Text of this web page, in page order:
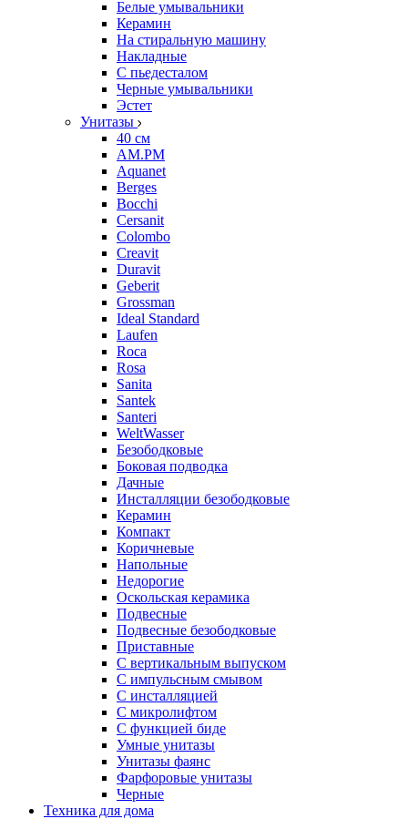
Белые умывальники
Керамин
На стиральную машину
Накладные
С пьедесталом
Черные умывальники
Эстет
Унитазы
40 см
AM.PM
Aquanet
Berges
Bocchi
Cersanit
Colombo
Creavit
Duravit
Geberit
Grossman
Ideal Standard
Laufen
Roca
Rosa
Sanita
Santek
Santeri
WeltWasser
Безободковые
Боковая подводка
Дачные
Инсталляции безободковые
Керамин
Компакт
Коричневые
Напольные
Недорогие
Оскольская керамика
Подвесные
Подвесные безободковые
Приставные
С вертикальным выпуском
С импульсным смывом
С инсталляцией
С микролифтом
С функцией биде
Умные унитазы
Унитазы фаянс
Фарфоровые унитазы
Черные
Техника для дома